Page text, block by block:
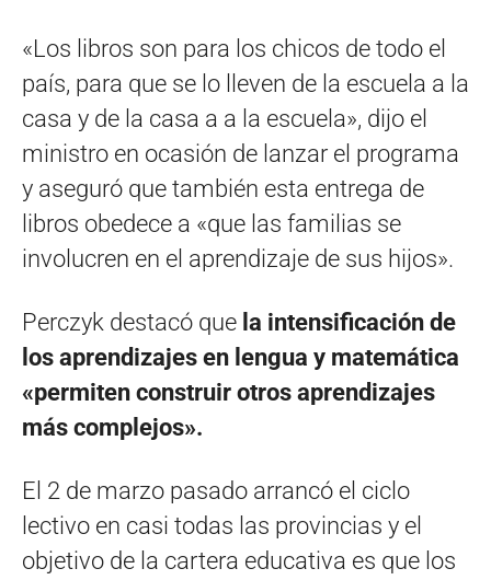
«Los libros son para los chicos de todo el
país, para que se lo lleven de la escuela a la
casa y de la casa a a la escuela», dijo el
ministro en ocasión de lanzar el programa
y aseguró que también esta entrega de
libros obedece a «que las familias se
involucren en el aprendizaje de sus hijos».
Perczyk destacó que la intensificación de
los aprendizajes en lengua y matemática
«permiten construir otros aprendizajes
más complejos».
El 2 de marzo pasado arrancó el ciclo
lectivo en casi todas las provincias y el
objetivo de la cartera educativa es que los